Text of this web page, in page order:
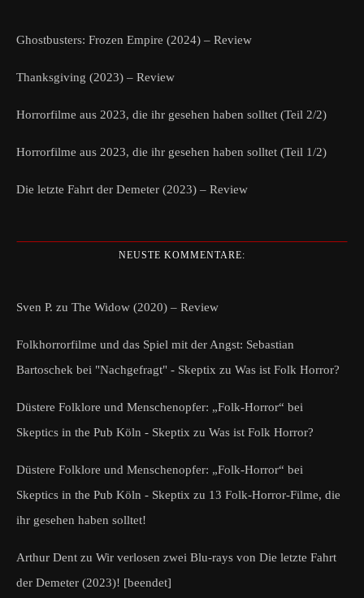
Ghostbusters: Frozen Empire (2024) – Review
Thanksgiving (2023) – Review
Horrorfilme aus 2023, die ihr gesehen haben solltet (Teil 2/2)
Horrorfilme aus 2023, die ihr gesehen haben solltet (Teil 1/2)
Die letzte Fahrt der Demeter (2023) – Review
NEUSTE KOMMENTARE:
Sven P. zu The Widow (2020) – Review
Folkhorrorfilme und das Spiel mit der Angst: Sebastian
Bartoschek bei "Nachgefragt" - Skeptix zu Was ist Folk Horror?
Düstere Folklore und Menschenopfer: „Folk-Horror“ bei
Skeptics in the Pub Köln - Skeptix zu Was ist Folk Horror?
Düstere Folklore und Menschenopfer: „Folk-Horror“ bei
Skeptics in the Pub Köln - Skeptix zu 13 Folk-Horror-Filme, die
ihr gesehen haben solltet!
Arthur Dent zu Wir verlosen zwei Blu-rays von Die letzte Fahrt
der Demeter (2023)! [beendet]